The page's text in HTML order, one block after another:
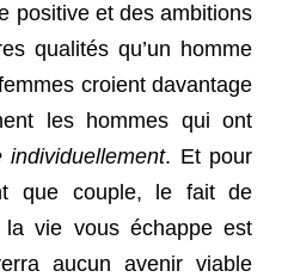
positive et des ambitions
qualités qu’un homme
croient davantage
les hommes qui ont
. Et pour
que couple, le fait de
vie vous échappe est
aucun avenir viable